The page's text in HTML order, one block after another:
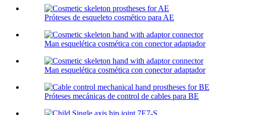
Próteses de esqueleto cosmético para AE
Man esquelética cosmética con conector adaptador
Man esquelética cosmética con conector adaptador
Próteses mecánicas de control de cables para BE